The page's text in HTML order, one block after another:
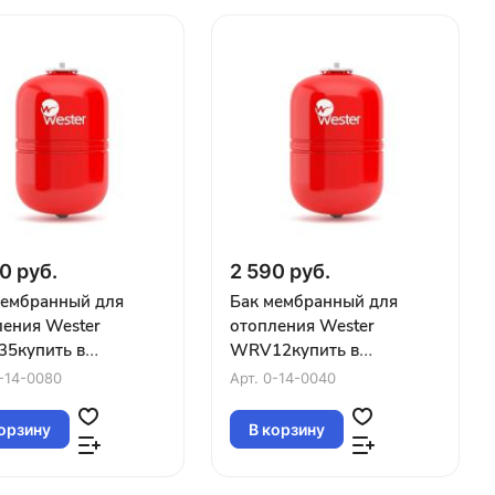
руб.
для
Wester
в
14-0080
2 590 руб.
Бак мембранный для
отопления Wester
WRV12купить в
Краснодаре
Арт. 0-14-0040
В корзину